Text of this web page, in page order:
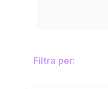
Filtra per: